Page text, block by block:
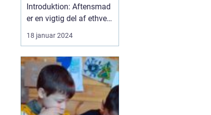
Introduktion: Aftensmad
er en vigtig del af ethvert
barns rutine, da ...
18 januar 2024